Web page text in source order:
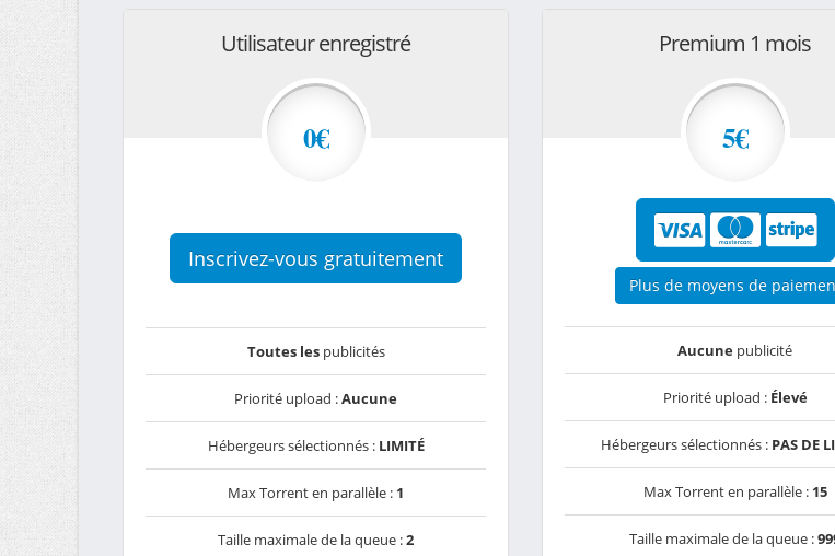
Utilisateur enregistré
0€
Inscrivez-vous gratuitement
Toutes lespublicités
Priorité upload :Aucune
Hébergeurs sélectionnés : LIMITÉ
Max Torrent en parallèle : 1
Taille maximale de la queue :2
Premium 1 mois
5€
Plus de moyens de
Aucune publicité
Priorité upload : Élevé
Hébergeurs sélectionnés : PAS DE
Max Torrent en parallèle : 15
Taille maximale de la queue :